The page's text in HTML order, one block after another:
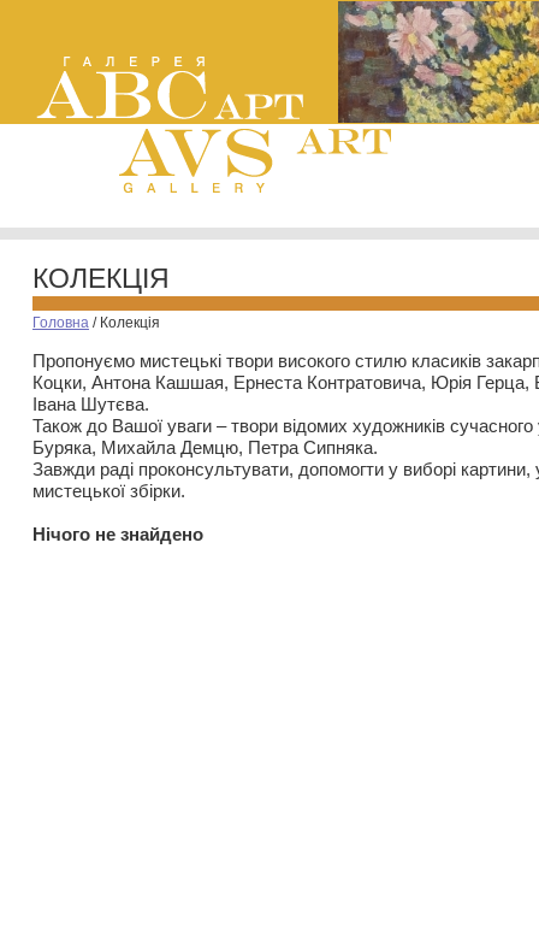
КОЛЕКЦІЯ
Головна / Колекція
Пропонуємо мистецькі твори високого стилю класиків
Коцки, Антона Кашшая, Ернеста Контратовича, Юрія
Івана Шутєва.
Також до Вашої уваги – твори відомих художників
Буряка, Михайла Демцю, Петра Сипняка.
Завжди раді проконсультувати, допомогти у виборі картини,
мистецької збірки.
Нiчого не знайдено